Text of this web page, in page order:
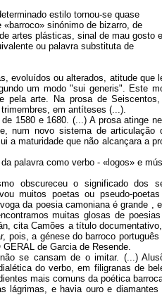
estilo tornou-se quase
sinónimo de bizarro, de
artes plásticas, sinal de mau gosto e
ou palavra substituta de
evoluídos ou alterados, atitude que
um modo "sui generis". Este
pela arte. Na prosa de
em antíteses (...).
1580 e 1680. (...) A prosa atinge
num novo sistema de articulação
a maturidade que não alcançara a
palavra como verbo - «logos» e
obscureceu o significado dos
muitos poetas ou pseudo-
da poesia camoniana é grande ,
muitas glosas de
cita Camões a título
pois, a génese do barroco português
de Garcia de Resende.
se cansam de o imitar. (...)
do verbo, em filigranas de
mais comuns da poética
lágrimas, e havia ouro e diamantes